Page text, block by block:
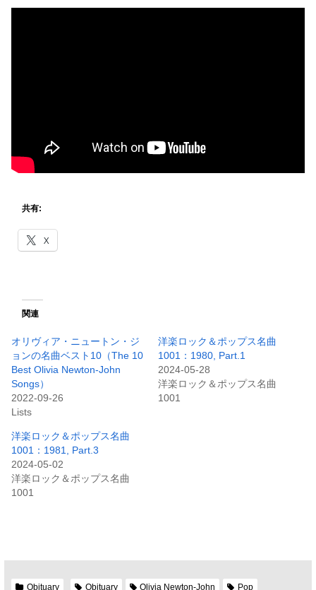
共有:
X
関連
オリヴィア・ニュートン・ジ
ョンの名曲ベスト10（The 10
Best Olivia Newton-John
Songs）
2022-09-26
Lists
洋楽ロック＆ポップス名曲
1001：1980, Part.1
2024-05-28
洋楽ロック＆ポップス名曲
1001
洋楽ロック＆ポップス名曲
1001：1981, Part.3
2024-05-02
洋楽ロック＆ポップス名曲
1001
Obituary Obituary Olivia Newton-John Pop